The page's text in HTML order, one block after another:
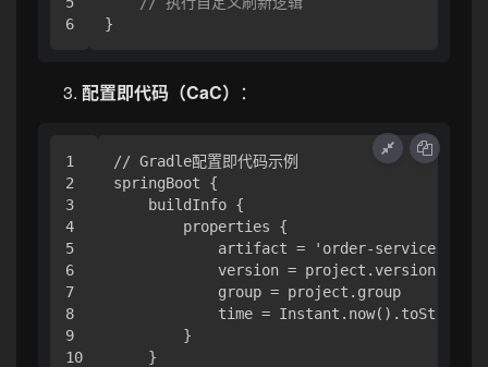
配置即代码（CaC） ：
1
2
3
4
5
6
7
8
9
10
// Gradle配置即代码示例
springBoot {
    buildInfo {
        properties {
            artifact = 'order-service'
            version = project.version
            group = project.group
            time = Instant.now().toString()
        }
    }